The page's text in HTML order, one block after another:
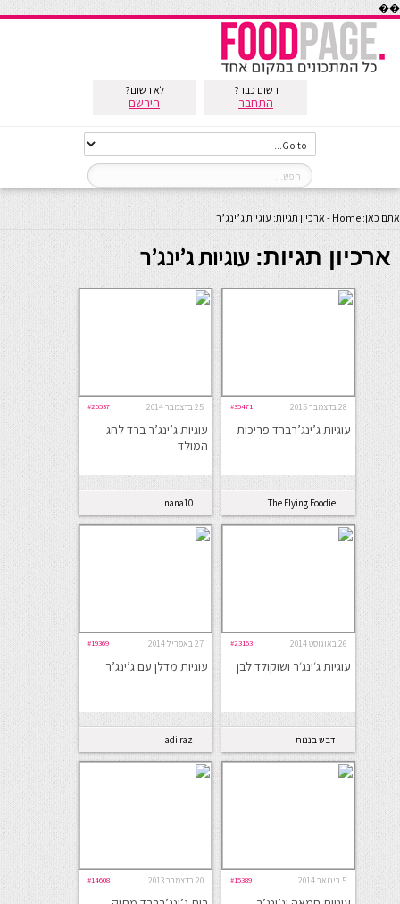
��
רשום כבר?
התחבר
לא רשום?
הירשם
אתם כאן: Home
- ארכיון תגיות: עוגיות ג’ינג’ר
ארכיון תגיות: עוגיות ג’ינג’ר
28 בדצמבר 2015 #35471
עוגיות ג’ינג’רברד פריכות
The Flying Foodie
25 בדצמבר 2014 #26537
עוגיות ג’ינג’ר ברד לחג
המולד
nana10
26 באוגוסט 2014 #23163
עוגיות ג׳ינג׳ר ושוקולד לבן
דבש בננות
27 באפריל 2014 #19369
עוגיות מדלן עם ג’ינג’ר
adi raz
5 בינואר 2014 #15389 20 בדצמבר 2013 #14608